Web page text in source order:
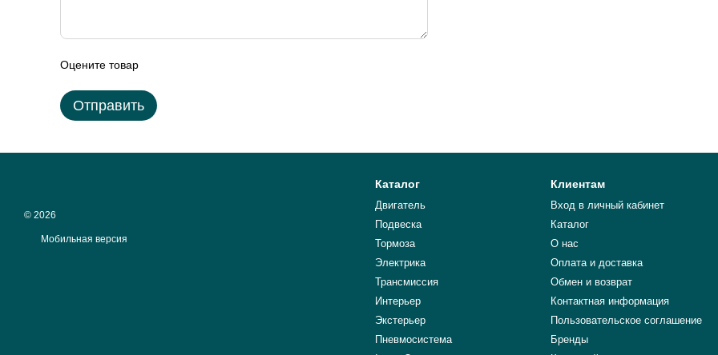
Оцените товар
Отправить
© 2026
Мобильная версия
Каталог
Двигатель
Подвеска
Тормоза
Электрика
Трансмиссия
Интерьер
Экстерьер
Пневмосистема
Клиентам
Вход в личный кабинет
Каталог
О нас
Оплата и доставка
Обмен и возврат
Контактная информация
Пользовательское соглашение
Бренды